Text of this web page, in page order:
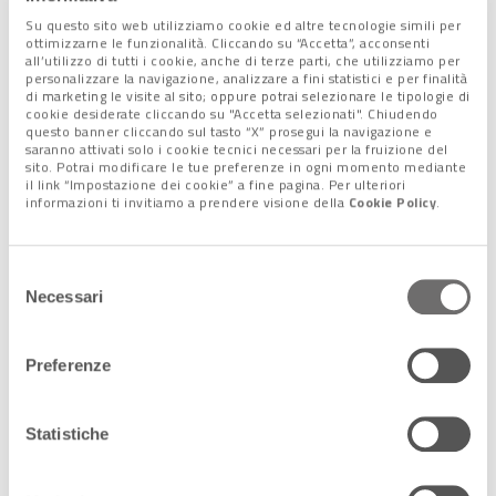
Su questo sito web utilizziamo cookie ed altre tecnologie simili per
ottimizzarne le funzionalità. Cliccando su “Accetta”, acconsenti
all’utilizzo di tutti i cookie, anche di terze parti, che utilizziamo per
personalizzare la navigazione, analizzare a fini statistici e per finalità
di marketing le visite al sito; oppure potrai selezionare le tipologie di
cookie desiderate cliccando su "Accetta selezionati". Chiudendo
questo banner cliccando sul tasto “X” prosegui la navigazione e
saranno attivati solo i cookie tecnici necessari per la fruizione del
sito. Potrai modificare le tue preferenze in ogni momento mediante
il link “Impostazione dei cookie” a fine pagina. Per ulteriori
informazioni ti invitiamo a prendere visione della Cookie Policy.
delNecessari
Preferenze
Statistiche
La percentuale di chi si sposta per queste ragioni è del35,4%,
contro il 32,9% di spostamenti per motivi di lavoro e di
I movimenti dedicati alla gestione familiare è invece inferiore a
un terzo del totale, con una residuale quota di spostamenti
I valori veneti si discostano di poco da quelli italiani per quanto